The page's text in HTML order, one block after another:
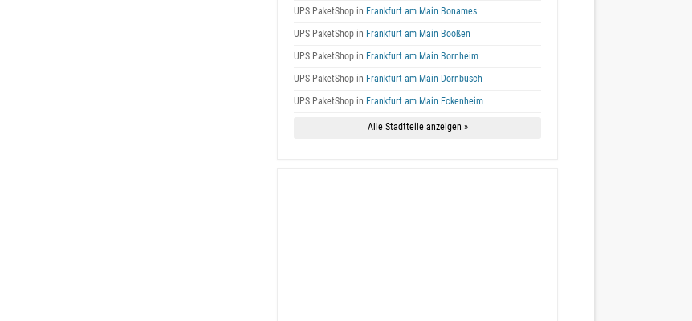
UPS PaketShop in Frankfurt am Main Bonames
UPS PaketShop in Frankfurt am Main Booßen
UPS PaketShop in Frankfurt am Main Bornheim
UPS PaketShop in Frankfurt am Main Dornbusch
UPS PaketShop in Frankfurt am Main Eckenheim
Alle Stadtteile anzeigen »